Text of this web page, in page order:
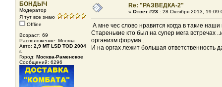
БОНДЫЧ
Модератор
Я тут все знаю
Offline
Возраст: 69
Расположение: Москва
Авто: 2,9 МТ LSD ТОD 2004
г.
Город: Москва-Раменское
Сообщений: 6296
Re: "РАЗВЕДКА-2"
« Ответ #23 : 28 Октября 2013,
А мне чес слово нравится когда в такие
Старенькие кто был на супер мега встречах
организм форума...
И на оргах лежит большая ответственность